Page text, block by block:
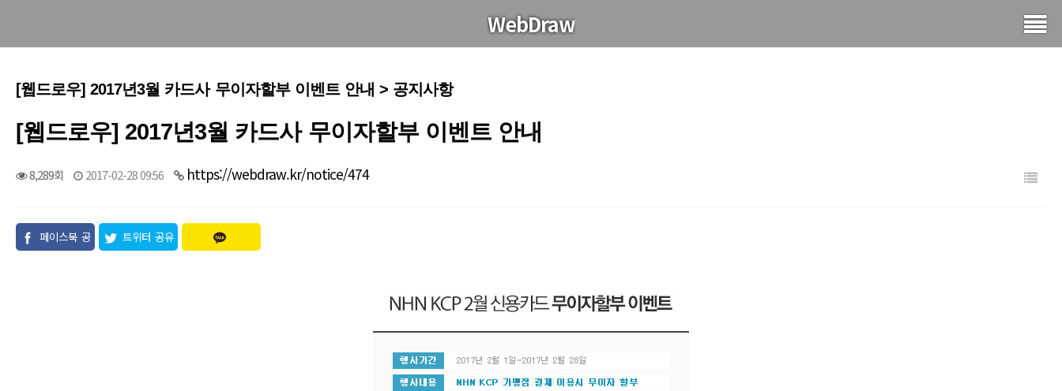
WebDraw
[웹드로우] 2017년3월 카드사 무이자할부 이벤트 안내 > 공지사항
[웹드로우] 2017년3월 카드사 무이자할부 이벤트 안내
8,289회 2017-02-28 09:56 https://webdraw.kr/notice/474
페이스북 공
트위터 공유